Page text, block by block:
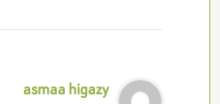
asmaa higazy